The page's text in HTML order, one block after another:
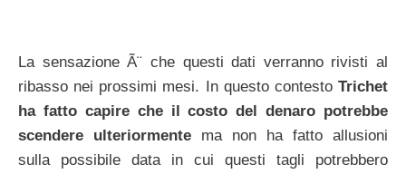
La sensazione Ã¨ che questi dati verranno rivisti al
ribasso nei prossimi mesi. In questo contesto Trichet
ha fatto capire che il costo del denaro potrebbe
scendere ulteriormente ma non ha fatto allusioni
sulla possibile data in cui questi tagli potrebbero